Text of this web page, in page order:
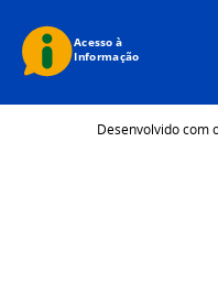
Desenvolvido com